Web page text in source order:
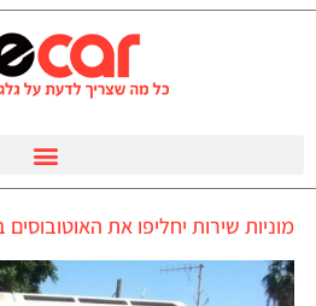
מוניות שירות יחליפו את האוטובוסים